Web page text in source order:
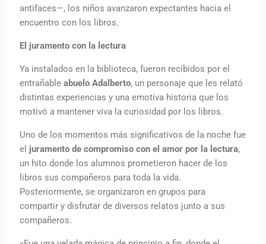
antifaces—, los niños avanzaron expectantes hacia el
encuentro con los libros.
El juramento con la lectura
Ya instalados en la biblioteca, fueron recibidos por el
entrañableabuelo Adalberto, un personaje que les relató
distintas experiencias y una emotiva historia que los
motivó a mantener viva la curiosidad por los libros.
Uno de los momentos más significativos de la noche fue
el juramento de compromiso con el amor por la lectura,
un hito donde los alumnos prometieron hacer de los
libros sus compañeros para toda la vida.
Posteriormente, se organizaron en grupos para
compartir y disfrutar de diversos relatos junto a sus
compañeros.